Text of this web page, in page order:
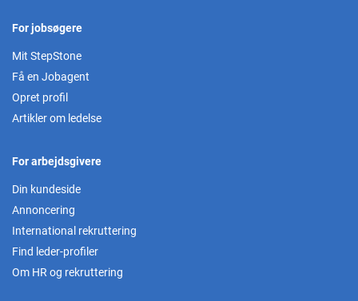
For jobsøgere
Mit StepStone
Få en Jobagent
Opret profil
Artikler om ledelse
For arbejdsgivere
Din kundeside
Annoncering
International rekruttering
Find leder-profiler
Om HR og rekruttering